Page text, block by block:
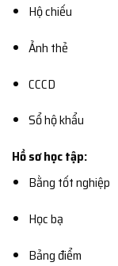
Hộ chiếu
Ảnh thẻ
CCCD
Sổ hộ khẩu
Hồ sơ học tập:
Bằng tốt nghiệp
Học bạ
Bảng điểm